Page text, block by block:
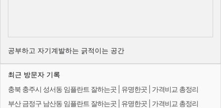
공부하고 자기계발하는 긁적이는 공간
최근 방문자 기록
충북 충주시 성서동 임플란트 잘하는곳 | 유명한곳 | 가격비교 총정리
부산 금정구 남산동 임플란트 잘하는곳 | 유명한곳 | 가격비교 총정리